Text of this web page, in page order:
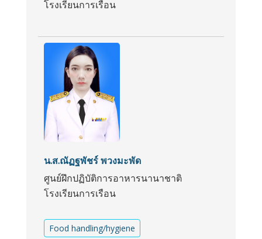
โรงเรียนการเรือน
น.ส.ณัฏฐพัชร์ พวงมะพัด
ศูนย์ฝึกปฏิบัติการอาหารนานาชาติ
โรงเรียนการเรือน
Food handling/hygiene